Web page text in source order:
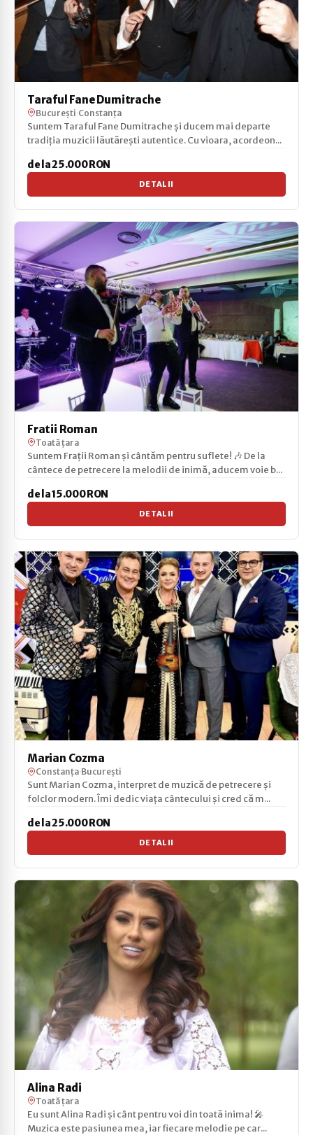
Taraful Fane Dumitrache
București·Constanța
Suntem Taraful Fane Dumitrache și ducem mai departe
tradiția muzicii lăutărești autentice. Cu vioara, acordeon...
de la 25.000 RON
DETALII
Fratii Roman
Toată țara
Suntem Frații Roman și cântăm pentru suflete! 🎶 De la
cântece de petrecere la melodii de inimă, aducem voie b...
de la 15.000 RON
DETALII
Marian Cozma
Constanța·București
Sunt Marian Cozma, interpret de muzică de petrecere și
folclor modern. Îmi dedic viața cântecului și cred că m...
de la 25.000 RON
DETALII
Alina Radi
Toată țara
Eu sunt Alina Radi și cânt pentru voi din toată inima! 🎤
Muzica este pasiunea mea, iar fiecare melodie pe car...